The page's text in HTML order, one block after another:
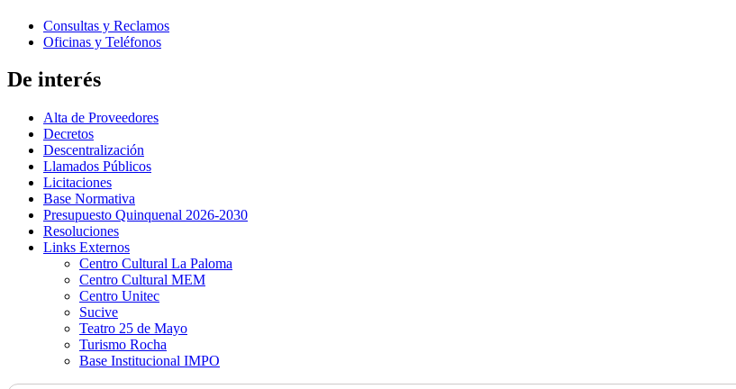
Consultas y Reclamos
Oficinas y Teléfonos
De interés
Alta de Proveedores
Decretos
Descentralización
Llamados Públicos
Licitaciones
Base Normativa
Presupuesto Quinquenal 2026-2030
Resoluciones
Links Externos
Centro Cultural La Paloma
Centro Cultural MEM
Centro Unitec
Sucive
Teatro 25 de Mayo
Turismo Rocha
Base Institucional IMPO